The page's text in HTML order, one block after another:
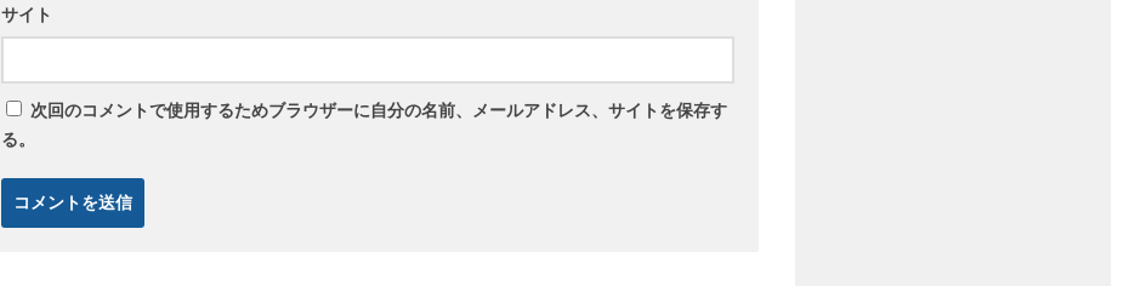
サイト
次回のコメントで使用するためブラウザーに自分の名前、メールアドレス、サイトを保存す
る。